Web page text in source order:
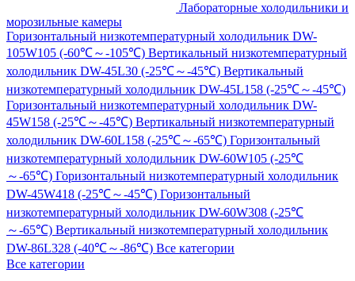
Лабораторные холодильники и
морозильные камеры
Горизонтальный низкотемпературный холодильник DW-
105W105 (-60℃～-105℃) Вертикальный низкотемпературный
холодильник DW-45L30 (-25℃～-45℃) Вертикальный
низкотемпературный холодильник DW-45L158 (-25℃～-45℃)
Горизонтальный низкотемпературный холодильник DW-
45W158 (-25℃～-45℃) Вертикальный низкотемпературный
холодильник DW-60L158 (-25℃～-65℃) Горизонтальный
низкотемпературный холодильник DW-60W105 (-25℃
～-65℃) Горизонтальный низкотемпературный холодильник
DW-45W418 (-25℃～-45℃) Горизонтальный
низкотемпературный холодильник DW-60W308 (-25℃
～-65℃) Вертикальный низкотемпературный холодильник
DW-86L328 (-40℃～-86℃) Все категории
Все категории